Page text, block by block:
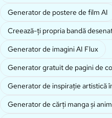
Generator de postere de film AI
Creează-ți propria bandă
Generator de imagini AI Flux
Generator gratuit de pagini de
Generator de inspirație artistică
Generator de cărți manga și